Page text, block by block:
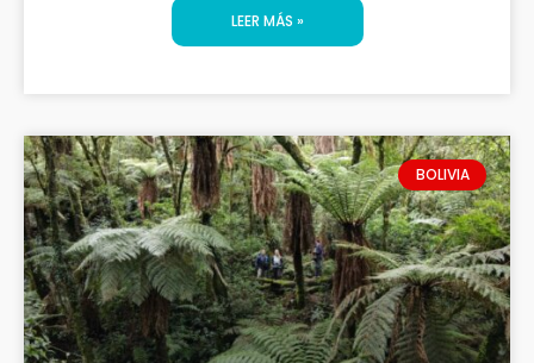
LEER MÁS »
BOLIVIA